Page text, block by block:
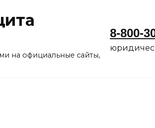
на официальные сайты,
8-800-